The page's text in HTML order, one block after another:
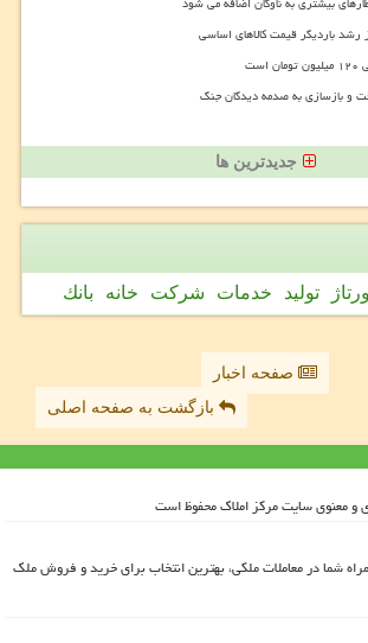
رشد باردیگر قیمت کالاهای اساسی
و بازسازی به صدمه دیدگان جنگ
جدیدترین ها
تولید خدمات شركت خانه بانك
صفحه اخبار
بازگشت به صفحه اصلی
شما در معاملات ملکی، بهترین انتخاب برای خرید و فروش ملک